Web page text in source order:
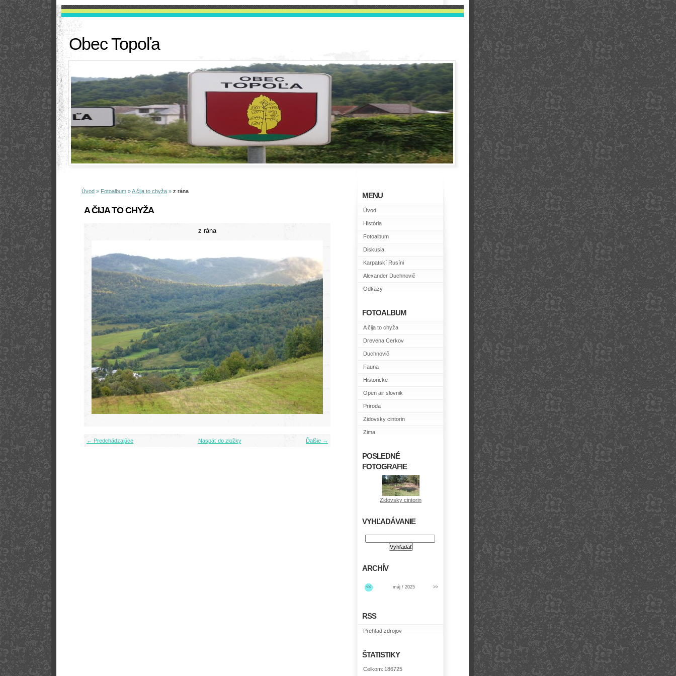
Obec Topoľa
Úvod » Fotoalbum »A čija to chyža » z rána
A ČIJA TO CHYŽA
z rána
← Predchádzajúce Ďalšie →
Naspäť do zložky
MENU
Úvod
História
Fotoalbum
Diskusia
Karpatskí Rusíni
Alexander Duchnovič
Odkazy
FOTOALBUM
A čija to chyža
Drevena Cerkov
Duchnovič
Fauna
Historicke
Open air slovnik
Priroda
Zidovsky cintorin
Zima
POSLEDNÉ
FOTOGRAFIE
Zidovsky cintorin
VYHĽADÁVANIE
ARCHÍV
<< máj / 2025 >>
RSS
Prehľad zdrojov
ŠTATISTIKY
Celkom: 186725